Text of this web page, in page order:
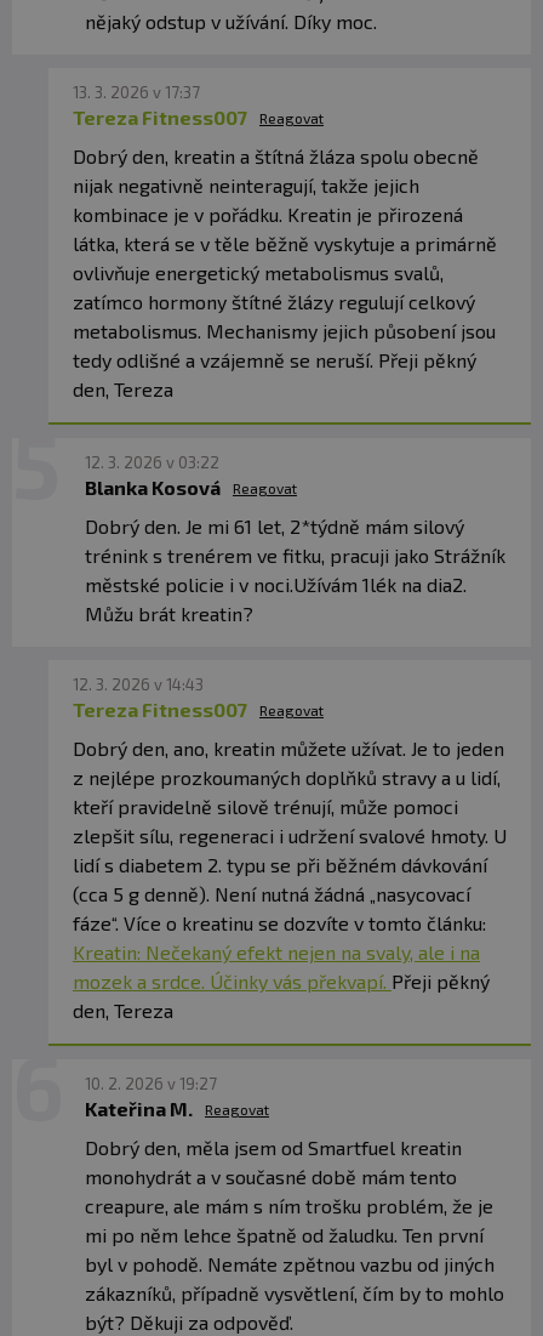
✅ Podpora výkonu pri intenzívnom tréningu*
✅ Obľúbený doplnok na budovanie sily a svalovej
✅ Vhodný pre začiatočníkov aj pokročilých
športovcov
✅ 100 dávok v balení
Odporúčané
dávkovanie:
Užívajte 5 g pred
tréningom alebo 5 g po
tréningu spolu so
sacharidmi a bielkovinami.
Balenie:
Počet dávok v balení: 100
Minimálna trvanlivosť: Pozrite na obal.
pre športovcov. Nenahrádza pestrú stravu.
Neprekračujte odporúčané denné dávkovanie.
deti, tehotné a dojčiace ženy. Skladujte na suchom
mieste pri teplote do 25 °C. Nevystavujte
priamemu slnečnému žiareniu. Chráňte pred
mrazom. Výrobca ani predajca nezodpovedajú za
vady vzniknuté nesprávnym skladovaním a
používaním.
Upozornenie pre alergikov:Alergény v zložení
výrobku súzvýraznené tučným písmom
nějaký odstup v užívání. Díky moc.
13. 3. 2026 v 17:37
Tereza Fitness007 Reagovat
Dobrý den, kreatin a štítná žláza spolu obecně
nijak negativně neinteragují, takže jejich
kombinace je v pořádku. Kreatin je přirozená
látka, která se v těle běžně vyskytuje a primárně
ovlivňuje energetický metabolismus svalů,
zatímco hormony štítné žlázy regulují celkový
metabolismus. Mechanismy jejich působení jsou
tedy odlišné a vzájemně se neruší. Přeji pěkný
den, Tereza
12. 3. 2026 v 03:22
Blanka Kosová Reagovat
Dobrý den. Je mi 61 let, 2*týdně mám silový
trénink s trenérem ve fitku, pracuji jako Strážník
městské policie i v noci.Užívám 1lék na dia2.
Můžu brát kreatin?
12. 3. 2026 v 14:43
Tereza Fitness007 Reagovat
Dobrý den, ano, kreatin můžete užívat. Je to jeden
z nejlépe prozkoumaných doplňků stravy a u lidí,
kteří pravidelně silově trénují, může pomoci
zlepšit sílu, regeneraci i udržení svalové hmoty. U
lidí s diabetem 2. typu se při běžném dávkování
(cca 5 g denně). Není nutná žádná „nasycovací
fáze“. Více o kreatinu se dozvíte v tomto článku:
Kreatin: Nečekaný efekt nejen na svaly, ale i na
mozek a srdce. Účinky vás překvapí. Přeji pěkný
den, Tereza
10. 2. 2026 v 19:27
Kateřina M. Reagovat
Dobrý den, měla jsem od Smartfuel kreatin
monohydrát a v současné době mám tento
creapure, ale mám s ním trošku problém, že je
mi po něm lehce špatně od žaludku. Ten první
byl v pohodě. Nemáte zpětnou vazbu od jiných
zákazníků, případně vysvětlení, čím by to mohlo
být? Děkuji za odpověď.